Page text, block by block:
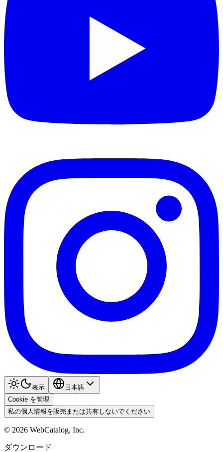
表示
日本語
Cookie を管理
私の個人情報を販売または共有しないでください
© 2026 WebCatalog, Inc.
ダウンロード